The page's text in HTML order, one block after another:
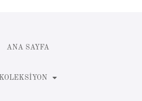
ANA SAYFA
KOLEKSIYON